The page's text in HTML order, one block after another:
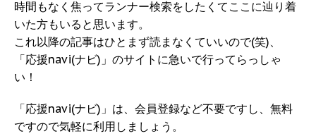
時間もなく焦ってランナー検索をしたくてここに辿り着
いた方もいると思います。
これ以降の記事はひとまず読まなくていいので(笑)、
「応援navi(ナビ)」のサイトに急いで行ってらっしゃ
い！
「応援navi(ナビ)」は、会員登録など不要ですし、無料
ですので気軽に利用しましょう。